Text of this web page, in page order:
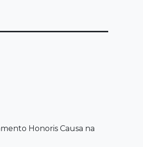
Honoris Causa na